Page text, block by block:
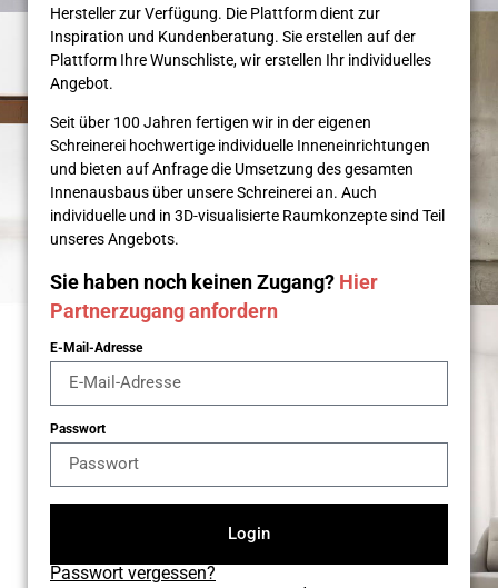
Hersteller zur Verfügung. Die Plattform dient zur
Inspiration und Kunden­beratung. Sie erstellen auf der
Plattform Ihre Wunsch­liste, wir erstellen Ihr individuelles
Angebot.
Seit über 100 Jahren fertigen wir in der eigenen
Schreinerei hochwertige individuelle Inneneinrichtungen
und bieten auf Anfrage die Umsetzung des gesamten
Innenausbaus über unsere Schreinerei an. Auch
individuelle und in 3D-visualisierte Raumkonzepte sind Teil
unseres Angebots.
Sie haben noch keinen Zugang? Hier
Partnerzugang anfordern
E-Mail-Adresse
Passwort
Login
Passwort vergessen?